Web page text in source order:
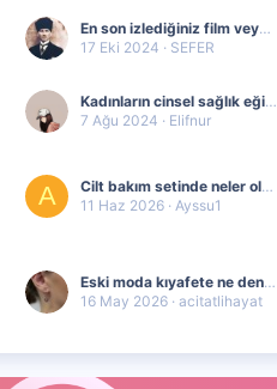
En son izlediğiniz film veya dizi nedir ?
17 Eki 2024
SEFER
Kadınların cinsel sağlık eğitimi alabileceği programları nasıl destekleyebiliriz ?
7 Ağu 2024
Elifnur
A
Cilt bakım setinde neler olur ?
11 Haz 2026
Ayssu1
Eski moda kıyafete ne denir
16 May 2026 acitatlihayat